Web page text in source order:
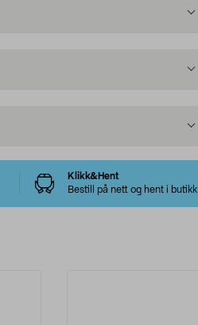
Klikk&Hent
Bestill på nett og hent i butikk